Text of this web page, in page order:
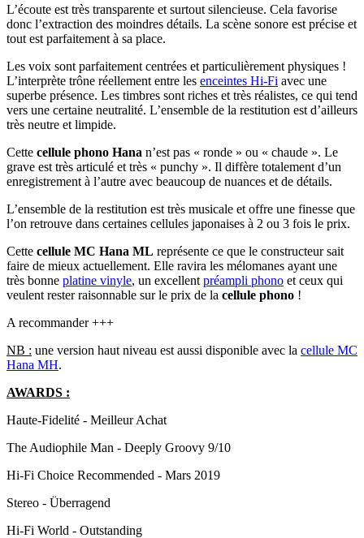
L’écoute est très transparente et surtout silencieuse. Cela favorise
donc l’extraction des moindres détails. La scène sonore est précise et
tout est parfaitement à sa place.
Les voix sont parfaitement centrées et particulièrement physiques !
L’interprète trône réellement entre les enceintes Hi-Fi avec une
superbe présence. Les timbres sont riches et très réalistes, ce qui tend
vers une certaine neutralité. L’ensemble de la restitution est d’ailleurs
très neutre et limpide.
Cette cellule phono Hana n’est pas « ronde » ou « chaude ». Le
grave est très articulé et très « punchy ». Il diffère totalement d’un
enregistrement à l’autre avec beaucoup de nuances et de détails.
L’ensemble de la restitution est très musicale et offre une finesse que
l’on retrouve dans certaines cellules japonaises à 2 ou 3 fois le prix.
Cette cellule MC Hana ML représente ce que le constructeur sait
faire de mieux actuellement. Elle ravira les mélomanes ayant une
très bonne platine vinyle, un excellent préampli phono et ceux qui
veulent rester raisonnable sur le prix de la cellule phono !
A recommander +++
NB : une version haut niveau est aussi disponible avec la cellule MC
Hana MH.
AWARDS :
Haute-Fidelité - Meilleur Achat
The Audiophile Man - Deeply Groovy 9/10
Hi-Fi Choice Recommended - Mars 2019
Stereo - Überragend
Hi-Fi World - Outstanding